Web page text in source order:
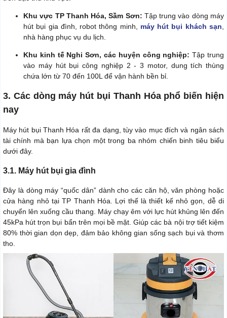
Khu vực TP Thanh Hóa, Sầm Sơn: Tập trung vào dòng máy
hút bụi gia đình, robot thông minh, máy hút bụi khách sạn
nhà hàng phục vụ du lịch.
Khu kinh tế Nghi Sơn, các huyện công nghiệp:Tập trung
vào máy hút bụi công nghiệp 2 - 3 motor, dung tích thùng
chứa lớn từ 70 đến 100L để vận hành bền bỉ.
3. Các dòng máy hút bụi Thanh Hóa phổ biến hiện
nay
Máy hút bụi Thanh Hóa rất đa dạng, tùy vào mục đích và ngân sách
tài chính mà bạn lựa chọn một trong ba nhóm chiến binh tiêu biểu
dưới đây.
3.1. Máy hút bụi gia đình
Đây là dòng máy “quốc dân” dành cho các căn hộ, văn phòng hoặc
cửa hàng nhỏ tại TP Thanh Hóa. Lợi thế là thiết kế nhỏ gọn, dễ di
chuyển lên xuống cầu thang. Máy chạy êm với lực hút khủng lên đến
45kPa hút trọn bụi bẩn trên mọi bề mặt. Giúp các bà nội trợ tiết kiệm
80% thời gian dọn dẹp, đảm bảo không gian sống sạch bụi và thơm
tho.